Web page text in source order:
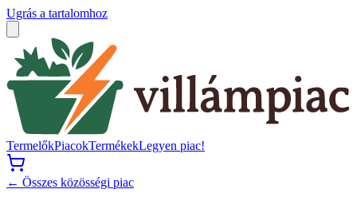
Ugrás a tartalomhoz
TermelőkPiacokTermékekLegyen piac!
← Összes közösségi piac